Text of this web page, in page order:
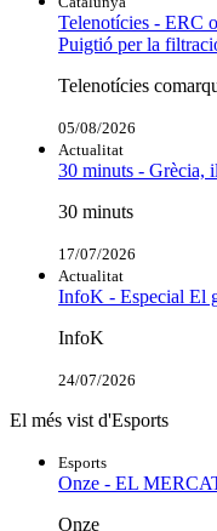
Telenotícies - ERC
Puigtió per la
Telenotícies
05/08/2026
Actualitat
30 minuts - Grècia,
30 minuts
17/07/2026
Actualitat
InfoK - Especial El
InfoK
24/07/2026
El més vist d'Esports
Esports
Onze - EL
Onze